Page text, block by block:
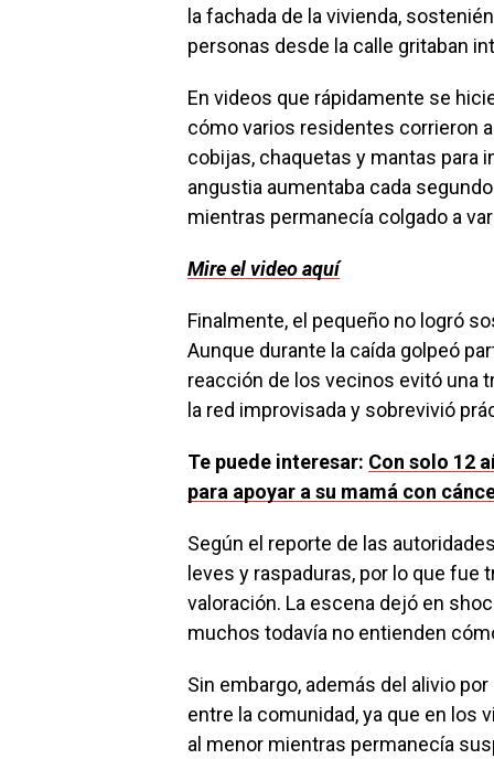
la fachada de la vivienda,
personas desde la calle gritaban
En videos que rápidamente se
cómo varios residentes corrieron
cobijas, chaquetas y mantas para
angustia aumentaba cada
mientras permanecía colgado a
Mire el video aquí
Finalmente, el pequeño no logró
Aunque durante la caída golpeó
reacción de los vecinos evitó una
la red improvisada y sobrevivió
Te puede interesar: Con solo 12
para apoyar a su mamá con
Según el reporte de las
leves y raspaduras, por lo que
valoración. La escena dejó en
muchos todavía no entienden
Sin embargo, además del alivio
entre la comunidad, ya que en los
al menor mientras permanecía